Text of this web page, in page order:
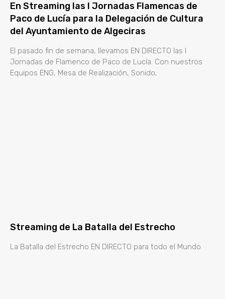
En Streaming las I Jornadas Flamencas de
Paco de Lucía para la Delegación de Cultura
del Ayuntamiento de Algeciras
El pasado fin de semana, llevamos EN DIRECTO las I
Jornadas de Flamenco de Paco de Lucía. Con nuestros
Equipos ENG, Mesa de Realización, Sonido,
Streaming de La Batalla del Estrecho
La Batalla del Estrecho EN DIRECTO para todo el Mundo